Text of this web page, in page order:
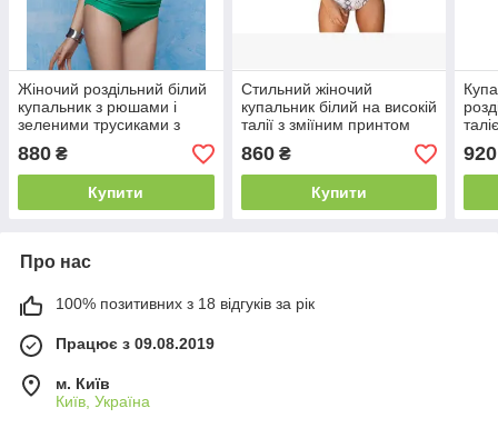
Жіночий роздільний білий
купальник з рюшами і
зеленими трусиками з
880 ₴
Купити
Стильний жіночий
купальник білий на високій
талії з зміїним принтом
860₴
Купити
920
Про нас
100% позитивних з 18 відгуків за рік
Працює з 09.08.2019
м. Київ
Київ, Україна